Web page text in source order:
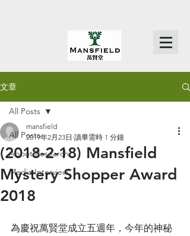
文章
All Posts
About Research
Media Interview
All Posts
(2018-2-18) Mansfield
Mystery Shopper Award
2018
mansfield
2019年2月23日 讀畢需時 1 分鐘
為慶祝萬賢堂成立五週年，今年的神秘